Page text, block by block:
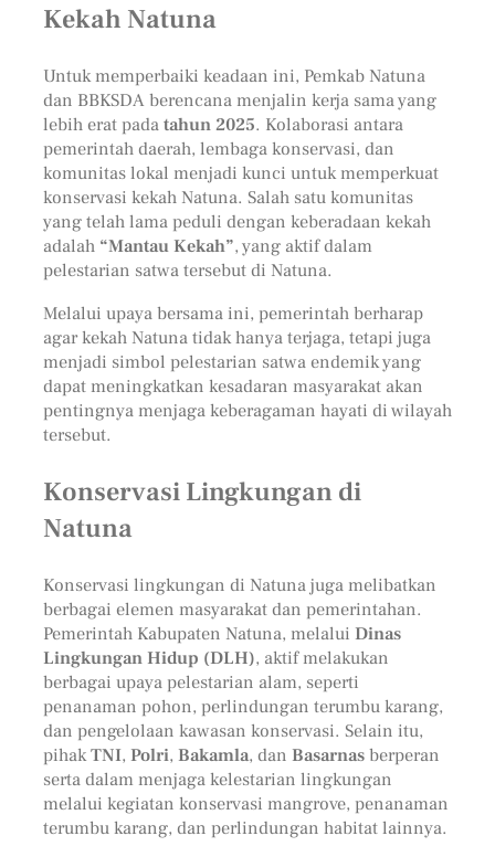
Kekah Natuna
Untuk memperbaiki keadaan ini, Pemkab Natuna
dan BBKSDA berencana menjalin kerja sama yang
lebih erat padatahun 2025. Kolaborasi antara
pemerintah daerah, lembaga konservasi, dan
komunitas lokal menjadi kunci untuk memperkuat
konservasi kekah Natuna. Salah satu komunitas
yang telah lama peduli dengan keberadaan kekah
adalah “Mantau Kekah”, yang aktif dalam
pelestarian satwa tersebut di Natuna.
Melalui upaya bersama ini, pemerintah berharap
agar kekah Natuna tidak hanya terjaga, tetapi juga
menjadi simbol pelestarian satwa endemik yang
dapat meningkatkan kesadaran masyarakat akan
pentingnya menjaga keberagaman hayati di wilayah
tersebut.
Konservasi Lingkungan di
Natuna
Konservasi lingkungan di Natuna juga melibatkan
berbagai elemen masyarakat dan pemerintahan.
Pemerintah Kabupaten Natuna, melalui Dinas
Lingkungan Hidup (DLH), aktif melakukan
berbagai upaya pelestarian alam, seperti
penanaman pohon, perlindungan terumbu karang,
dan pengelolaan kawasan konservasi. Selain itu,
pihakTNI, Polri, Bakamla, dan Basarnasberperan
serta dalam menjaga kelestarian lingkungan
melalui kegiatan konservasi mangrove, penanaman
terumbu karang, dan perlindungan habitat lainnya.